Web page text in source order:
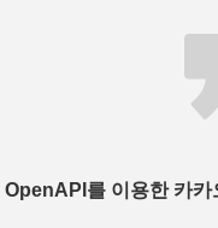
OpenAPI를 이용한 카카